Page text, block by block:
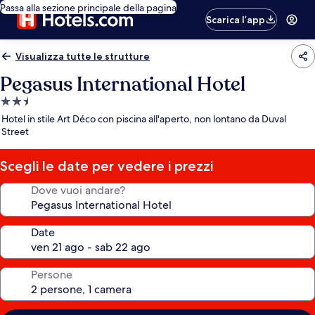
Passa alla sezione principale della pagina
Scarica l’app
Visualizza tutte le strutture
Pegasus International Hotel
Struttura
a
2.5
stelle
Hotel in stile Art Déco con piscina all'aperto, non lontano da Duval
Street
Scegli le date per vedere i prezzi
Dove vuoi andare?
Date
Persone